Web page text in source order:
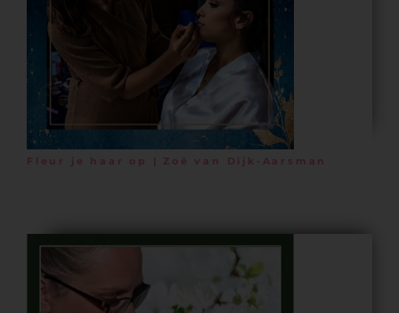
Fleur je haar op | Zoë van Dijk-Aarsman